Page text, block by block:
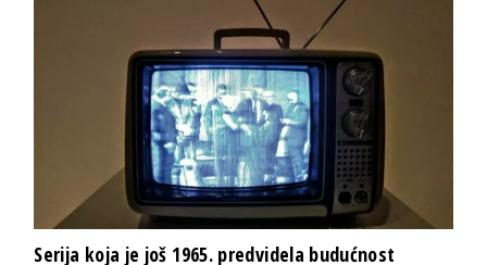
Serija koja je još 1965. predvidela budućnost